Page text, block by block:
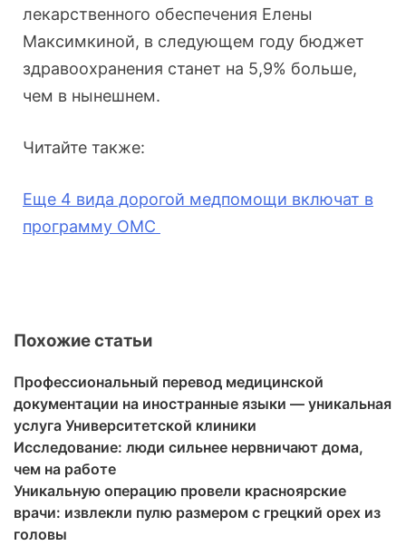
лекарственного обеспечения Елены
Максимкиной, в следующем году бюджет
здравоохранения станет на 5,9% больше,
чем в нынешнем.
Читайте также:
Еще 4 вида дорогой медпомощи включат в
программу ОМС
Похожие статьи
Профессиональный перевод медицинской
документации на иностранные языки — уникальная
услуга Университетской клиники
Исследование: люди сильнее нервничают дома,
чем на работе
Уникальную операцию провели красноярские
врачи: извлекли пулю размером с грецкий орех из
головы